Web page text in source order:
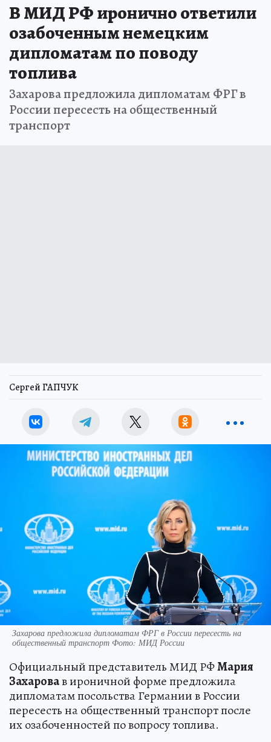
В МИД РФ иронично ответили
озабоченным немецким
дипломатам по поводу
топлива
Захарова предложила дипломатам ФРГ в
России пересесть на общественный
транспорт
Сергей ГАПЧУК
Захарова предложила дипломатам ФРГ в России пересесть на
общественный транспорт Фото: МИД России
Официальный представитель МИД РФМария
Захаровав ироничной форме предложила
дипломатам посольства Германии в России
пересесть на общественный транспорт после
их озабоченностей по вопросу топлива.